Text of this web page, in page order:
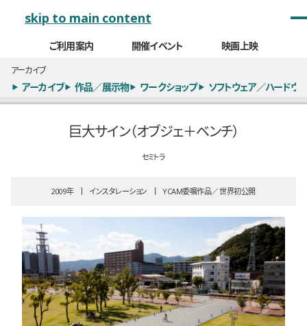
skip to main content
ご利用案内 開催イベント 映画上映
アーカイブ
アーカイブ 作品／展示物 ワークショップ ソフトウェア／ハードウ
巨大サイン（オブジェ＋ベンチ）
セミトラ
2009 インスタレーション YCAM委嘱作品 世界初公開
全16枚のうち、1枚目のスライド 全